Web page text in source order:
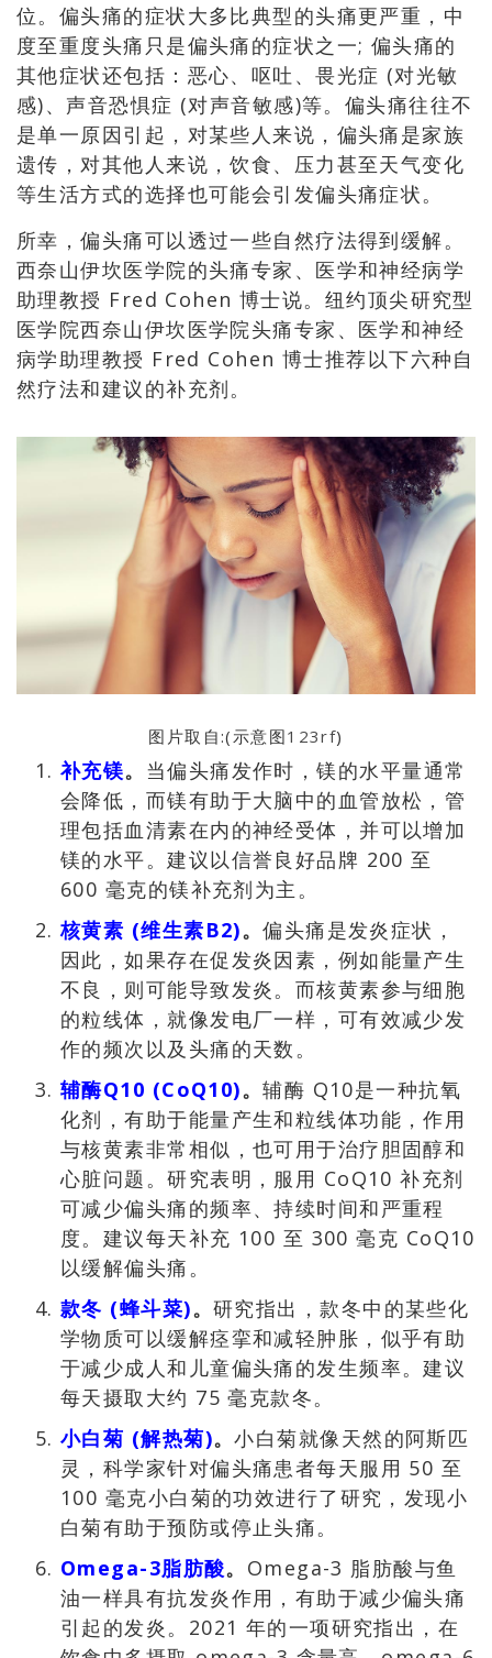
位。偏头痛的症状大多比典型的头痛更严重，中
度至重度头痛只是偏头痛的症状之一; 偏头痛的
其他症状还包括：恶心、呕吐、畏光症 (对光敏
感)、声音恐惧症 (对声音敏感)等。偏头痛往往不
是单一原因引起，对某些人来说，偏头痛是家族
遗传，对其他人来说，饮食、压力甚至天气变化
等生活方式的选择也可能会引发偏头痛症状。
所幸，偏头痛可以透过一些自然疗法得到缓解。
西奈山伊坎医学院的头痛专家、医学和神经病学
助理教授 Fred Cohen 博士说。纽约顶尖研究型
医学院西奈山伊坎医学院头痛专家、医学和神经
病学助理教授 Fred Cohen 博士推荐以下六种自
然疗法和建议的补充剂。
图片取自:(示意图123rf)
补充镁。 当偏头痛发作时，镁的水平量通常
会降低，而镁有助于大脑中的血管放松，管
理包括血清素在内的神经受体，并可以增加
镁的水平。建议以信誉良好品牌 200 至
600 毫克的镁补充剂为主。
核黄素 (维生素B2)。偏头痛是发炎症状，
因此，如果存在促发炎因素，例如能量产生
不良，则可能导致发炎。而核黄素参与细胞
的粒线体，就像发电厂一样，可有效减少发
作的频次以及头痛的天数。
辅酶Q10 (CoQ10)。辅酶 Q10是一种抗氧
化剂，有助于能量产生和粒线体功能，作用
与核黄素非常相似，也可用于治疗胆固醇和
心脏问题。研究表明，服用 CoQ10 补充剂
可减少偏头痛的频率、持续时间和严重程
度。建议每天补充 100 至 300 毫克 CoQ10
以缓解偏头痛。
款冬 (蜂斗菜)。 研究指出，款冬中的某些化
学物质可以缓解痉挛和减轻肿胀，似乎有助
于减少成人和儿童偏头痛的发生频率。建议
每天摄取大约 75 毫克款冬。
小白菊 (解热菊)。小白菊就像天然的阿斯匹
灵，科学家针对偏头痛患者每天服用 50 至
100 毫克小白菊的功效进行了研究，发现小
白菊有助于预防或停止头痛。
Omega-3脂肪酸。 Omega-3 脂肪酸与鱼
油一样具有抗发炎作用，有助于减少偏头痛
引起的发炎。2021 年的一项研究指出，在